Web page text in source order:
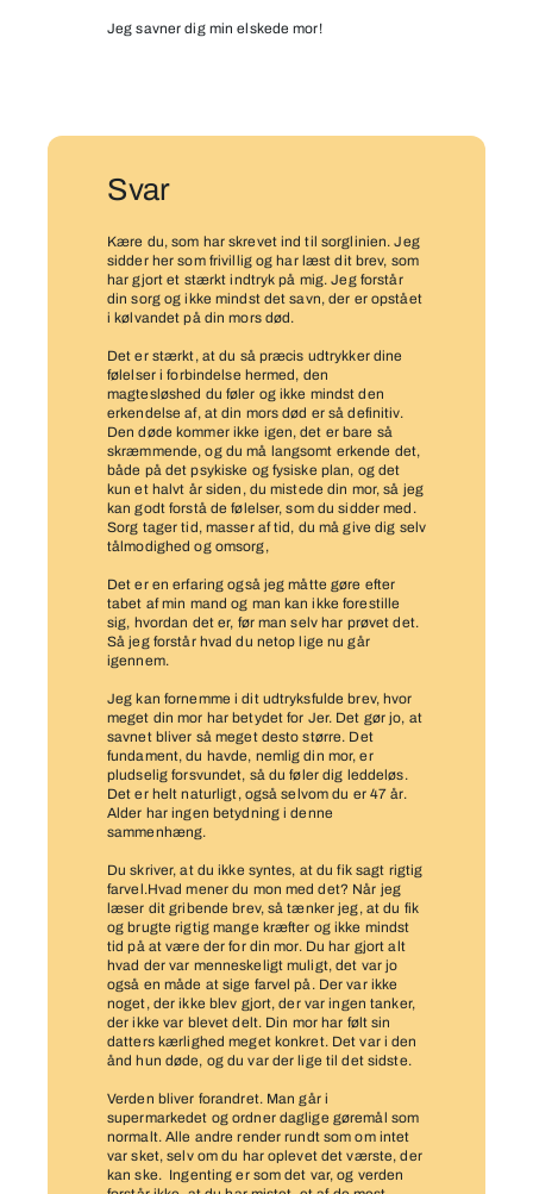
Jeg savner dig min elskede mor!
Svar
Kære du, som har skrevet ind til sorglinien. Jeg
sidder her som frivillig og har læst dit brev, som
har gjort et stærkt indtryk på mig. Jeg forstår
din sorg og ikke mindst det savn, der er opstået
i kølvandet på din mors død.
Det er stærkt, at du så præcis udtrykker dine
følelser i forbindelse hermed, den
magtesløshed du føler og ikke mindst den
erkendelse af, at din mors død er så definitiv.
Den døde kommer ikke igen, det er bare så
skræmmende, og du må langsomt erkende det,
både på det psykiske og fysiske plan, og det
kun et halvt år siden, du mistede din mor, så jeg
kan godt forstå de følelser, som du sidder med.
Sorg tager tid, masser af tid, du må give dig selv
tålmodighed og omsorg,
Det er en erfaring også jeg måtte gøre efter
tabet af min mand og man kan ikke forestille
sig, hvordan det er, før man selv har prøvet det.
Så jeg forstår hvad du netop lige nu går
igennem.
Jeg kan fornemme i dit udtryksfulde brev, hvor
meget din mor har betydet for Jer. Det gør jo, at
savnet bliver så meget desto større. Det
fundament, du havde, nemlig din mor, er
pludselig forsvundet, så du føler dig leddeløs.
Det er helt naturligt, også selvom du er 47 år.
Alder har ingen betydning i denne
sammenhæng.
Du skriver, at du ikke syntes, at du fik sagt rigtig
farvel.Hvad mener du mon med det? Når jeg
læser dit gribende brev, så tænker jeg, at du fik
og brugte rigtig mange kræfter og ikke mindst
tid på at være der for din mor. Du har gjort alt
hvad der var menneskeligt muligt, det var jo
også en måde at sige farvel på. Der var ikke
noget, der ikke blev gjort, der var ingen tanker,
der ikke var blevet delt. Din mor har følt sin
datters kærlighed meget konkret. Det var i den
ånd hun døde, og du var der lige til det sidste.
Verden bliver forandret. Man går i
supermarkedet og ordner daglige gøremål som
normalt. Alle andre render rundt som om intet
var sket, selv om du har oplevet det værste, der
kan ske. Ingenting er som det var, og verden